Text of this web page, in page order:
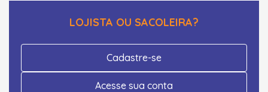
LOJISTA OU SACOLEIRA?
Cadastre-se
Acesse sua conta